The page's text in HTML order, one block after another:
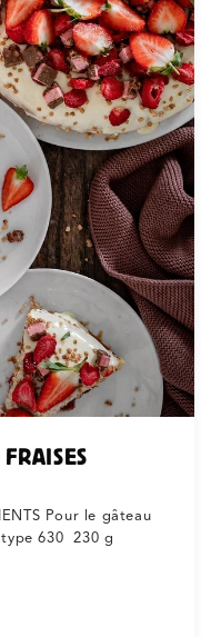
Pour le gâteau
630 230 g